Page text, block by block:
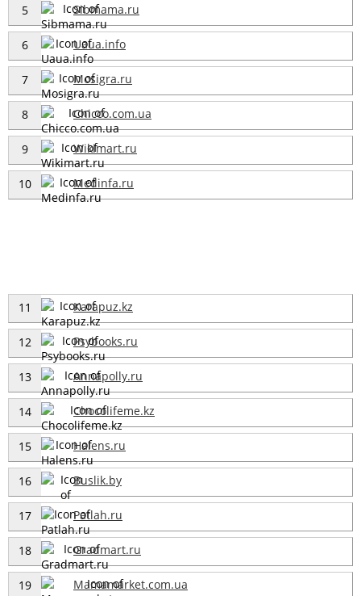
5 Sibmama.ru
6 Uaua.info
7 Mosigra.ru
8 Chicco.com.ua
9 Wikimart.ru
10 Medinfa.ru
11 Karapuz.kz
12 Psybooks.ru
13 Annapolly.ru
14 Chocolifeme.kz
15 Halens.ru
16 Buslik.by
17 Patlah.ru
18 Gradmart.ru
19 Mamamarket.com.ua